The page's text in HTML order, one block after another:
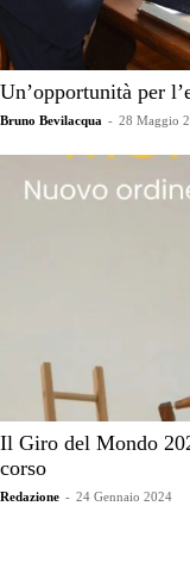
Un’opportunità per
Bruno Bevilacqua - 28 Maggio
Il Giro del Mondo
corso
Redazione - 24 Gennaio 2024